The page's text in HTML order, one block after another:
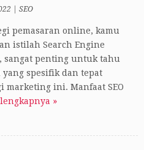
SEO
pemasaran online, kamu
istilah Search Engine
sangat penting untuk tahu
spesifik dan tepat
marketing ini. Manfaat SEO
»